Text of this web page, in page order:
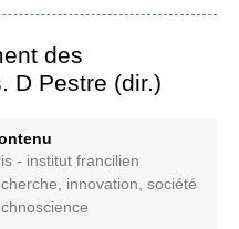
des
D Pestre (dir.)
- institut francilien
innovation, société